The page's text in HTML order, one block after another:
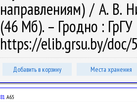
направлениям) / А. В.
(46 Мб). – Гродно :
https://elib.grsu.by/doc/
Добавить в корзину Места хранения
81 А65